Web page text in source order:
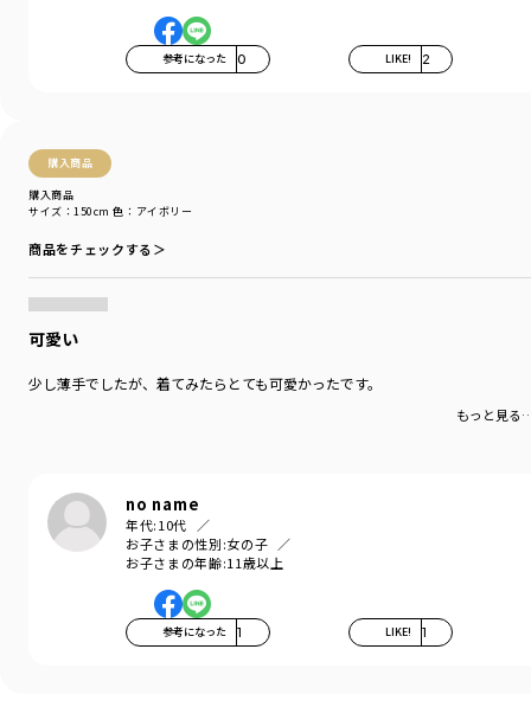
参考になった 0 LIKE! 2
購入商品
購入商品
サイズ：150cm 色：アイボリー
商品をチェックする＞
可愛い
少し薄手でしたが、着てみたらとても可愛かったです。
もっと見る
no name
年代:10代
お子さまの性別:女の子
お子さまの年齢:11歳以上
参考になった 1 LIKE! 1